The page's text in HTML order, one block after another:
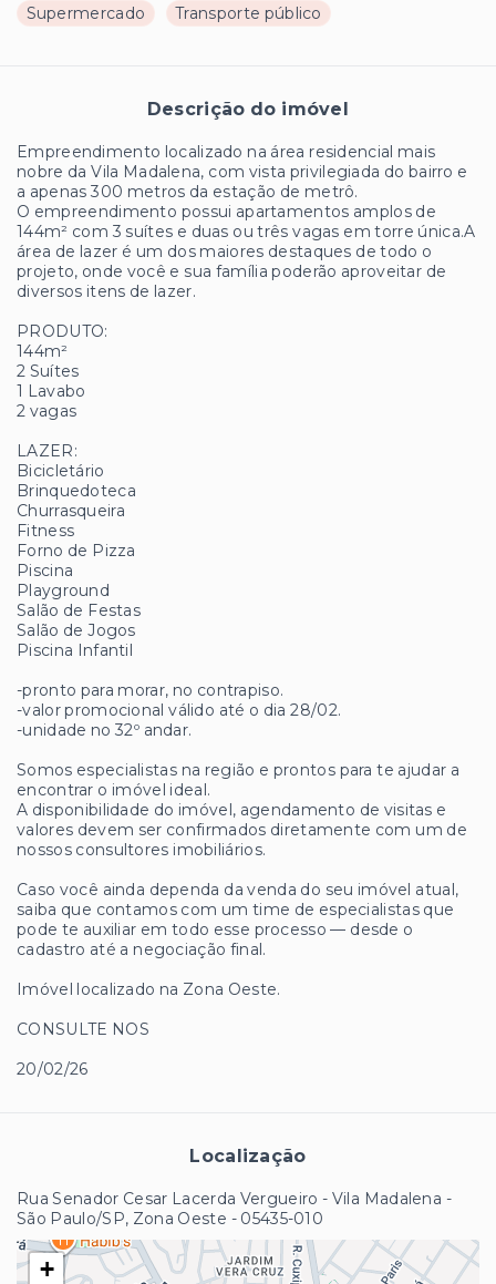
Supermercado Transporte público
Descrição do imóvel
Empreendimento localizado na área residencial mais
nobre da Vila Madalena, com vista privilegiada do bairro e
a apenas 300 metros da estação de metrô.
O empreendimento possui apartamentos amplos de
144m² com 3 suítes e duas ou três vagas em torre única.A
área de lazer é um dos maiores destaques de todo o
projeto, onde você e sua família poderão aproveitar de
diversos itens de lazer.
PRODUTO:
144m²
2 Suítes
1 Lavabo
2 vagas
LAZER:
Bicicletário
Brinquedoteca
Churrasqueira
Fitness
Forno de Pizza
Piscina
Playground
Salão de Festas
Salão de Jogos
Piscina Infantil
-pronto para morar, no contrapiso.
-valor promocional válido até o dia 28/02.
-unidade no 32º andar.
Somos especialistas na região e prontos para te ajudar a
encontrar o imóvel ideal.
A disponibilidade do imóvel, agendamento de visitas e
valores devem ser confirmados diretamente com um de
nossos consultores imobiliários.
Caso você ainda dependa da venda do seu imóvel atual,
saiba que contamos com um time de especialistas que
pode te auxiliar em todo esse processo — desde o
cadastro até a negociação final.
Imóvel localizado na Zona Oeste.
CONSULTE NOS
20/02/26
Localização
Rua Senador Cesar Lacerda Vergueiro - Vila Madalena -
São Paulo/SP, Zona Oeste - 05435-010
+